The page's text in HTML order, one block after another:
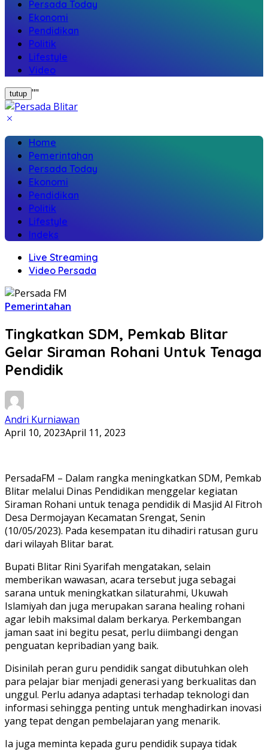
Persada Today
Ekonomi
Pendidikan
Politik
Lifestyle
Video
tutup ""
Home
Pemerintahan
Persada Today
Ekonomi
Pendidikan
Politik
Lifestyle
Indeks
Live Streaming
Video Persada
Pemerintahan
Tingkatkan SDM, Pemkab Blitar
Gelar Siraman Rohani Untuk Tenaga
Pendidik
Andri Kurniawan
April 10, 2023April 11, 2023
PersadaFM – Dalam rangka meningkatkan SDM, Pemkab
Blitar melalui Dinas Pendidikan menggelar kegiatan
Siraman Rohani untuk tenaga pendidik di Masjid Al Fitroh
Desa Dermojayan Kecamatan Srengat, Senin
(10/05/2023). Pada kesempatan itu dihadiri ratusan guru
dari wilayah Blitar barat.
Bupati Blitar Rini Syarifah mengatakan, selain
memberikan wawasan, acara tersebut juga sebagai
sarana untuk meningkatkan silaturahmi, Ukuwah
Islamiyah dan juga merupakan sarana healing rohani
agar lebih maksimal dalam berkarya. Perkembangan
jaman saat ini begitu pesat, perlu diimbangi dengan
penguatan kepribadian yang baik.
Disinilah peran guru pendidik sangat dibutuhkan oleh
para pelajar biar menjadi generasi yang berkualitas dan
unggul. Perlu adanya adaptasi terhadap teknologi dan
informasi sehingga penting untuk menghadirkan inovasi
yang tepat dengan pembelajaran yang menarik.
Ia juga meminta kepada guru pendidik supaya tidak